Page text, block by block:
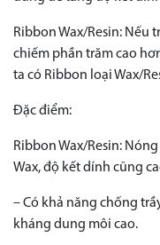
Ribbon Wax/Resin: Nếu
chiếm phần trăm cao
ta có Ribbon loại Wax/
Đặc điểm:
Ribbon Wax/Resin:
Wax, độ kết dính cũng
– Có khả năng chống
kháng dung môi cao.